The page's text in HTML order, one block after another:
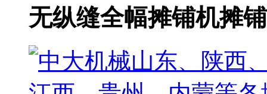
无纵缝全幅摊铺机摊